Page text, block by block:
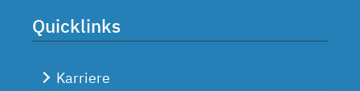
Quicklinks
Karriere